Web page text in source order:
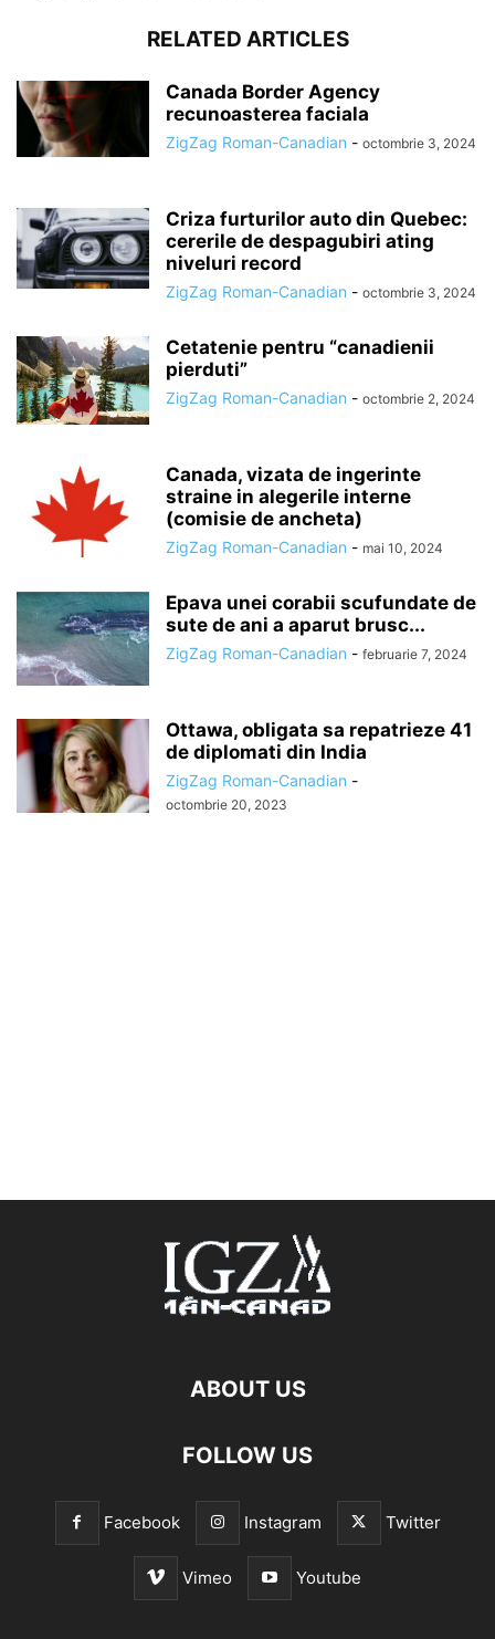
RELATED ARTICLES
Canada Border Agency
recunoasterea faciala
ZigZag Roman-Canadian - octombrie 3, 2024
Criza furturilor auto din Quebec:
cererile de despagubiri ating
niveluri record
ZigZag Roman-Canadian - octombrie 3, 2024
Cetatenie pentru “canadienii
pierduti”
ZigZag Roman-Canadian - octombrie 2, 2024
Canada, vizata de ingerinte
straine in alegerile interne
(comisie de ancheta)
ZigZag Roman-Canadian - mai 10, 2024
Epava unei corabii scufundate de
sute de ani a aparut brusc...
ZigZag Roman-Canadian - februarie 7, 2024
Ottawa, obligata sa repatrieze 41
de diplomati din India
ZigZag Roman-Canadian -
octombrie 20, 2023
ABOUT US
FOLLOW US
Facebook Instagram Twitter
Vimeo Youtube